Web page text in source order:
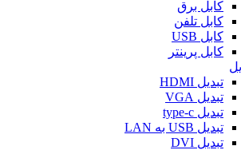
کابل برق
کابل تلفن
کابل USB
کابل پرینتر
تبدیل HDMI
تبدیل VGA
تبدیل type-c
تبدیل USB به LAN
تبدیل DVI